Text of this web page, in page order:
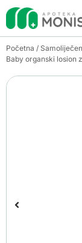
Početna /
Baby organski losion